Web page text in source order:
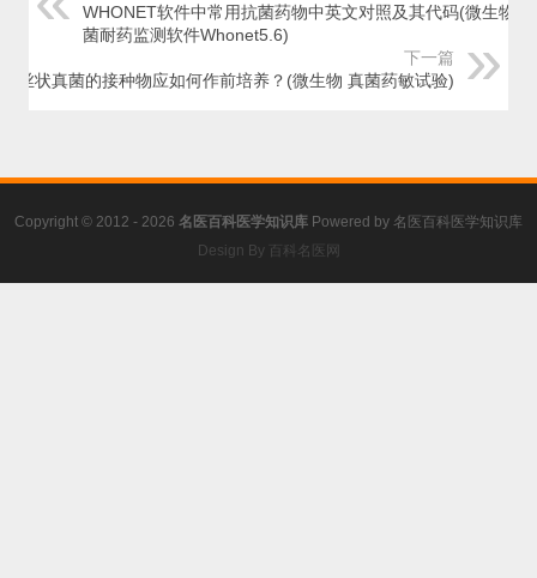
WHONET软件中常用抗菌药物中英文对照及其代码(微生物 细
菌耐药监测软件Whonet5.6)
下一篇
丝状真菌的接种物应如何作前培养？(微生物 真菌药敏试验)
Copyright © 2012 - 2026 名医百科医学知识库 Powered by 名医百科医学知识库
Design By 百科名医网